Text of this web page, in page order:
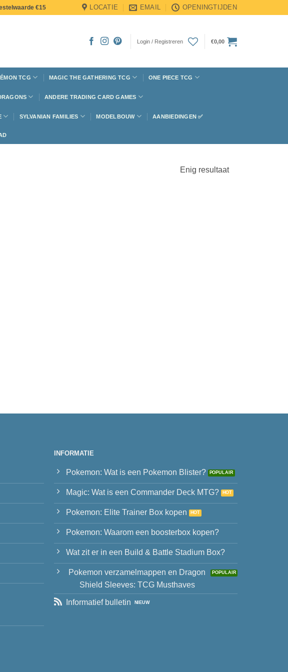
€15 LOCATIE EMAIL OPENINGTIJDEN
Login / Registreren €0,00
TCG MAGIC THE GATHERING TCG ONE PIECE TCG
ANDERE TRADING CARD GAMES
SYLVANIAN FAMILIES MODELBOUW AANBIEDINGEN ✅
Enig resultaat
INFORMATIE
Pokemon: Wat is een Pokemon Blister?
Magic: Wat is een Commander Deck MTG?
Pokemon: Elite Trainer Box kopen
Pokemon: Waarom een boosterbox kopen?
Wat zit er in een Build & Battle Stadium Box?
Pokemon verzamelmappen en Dragon
Shield Sleeves: TCG Musthaves
Informatief bulletin